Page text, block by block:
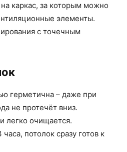
каркас, за которым можно
элементы.
с точечным
герметична – даже при
не протечёт вниз.
легко очищается.
потолок сразу готов к